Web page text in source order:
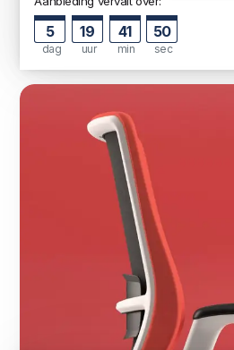
5
dag
19
uur
41
min
48
sec